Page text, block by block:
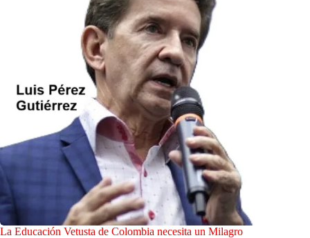
La Educación Vetusta de Colombia necesita un Milagro